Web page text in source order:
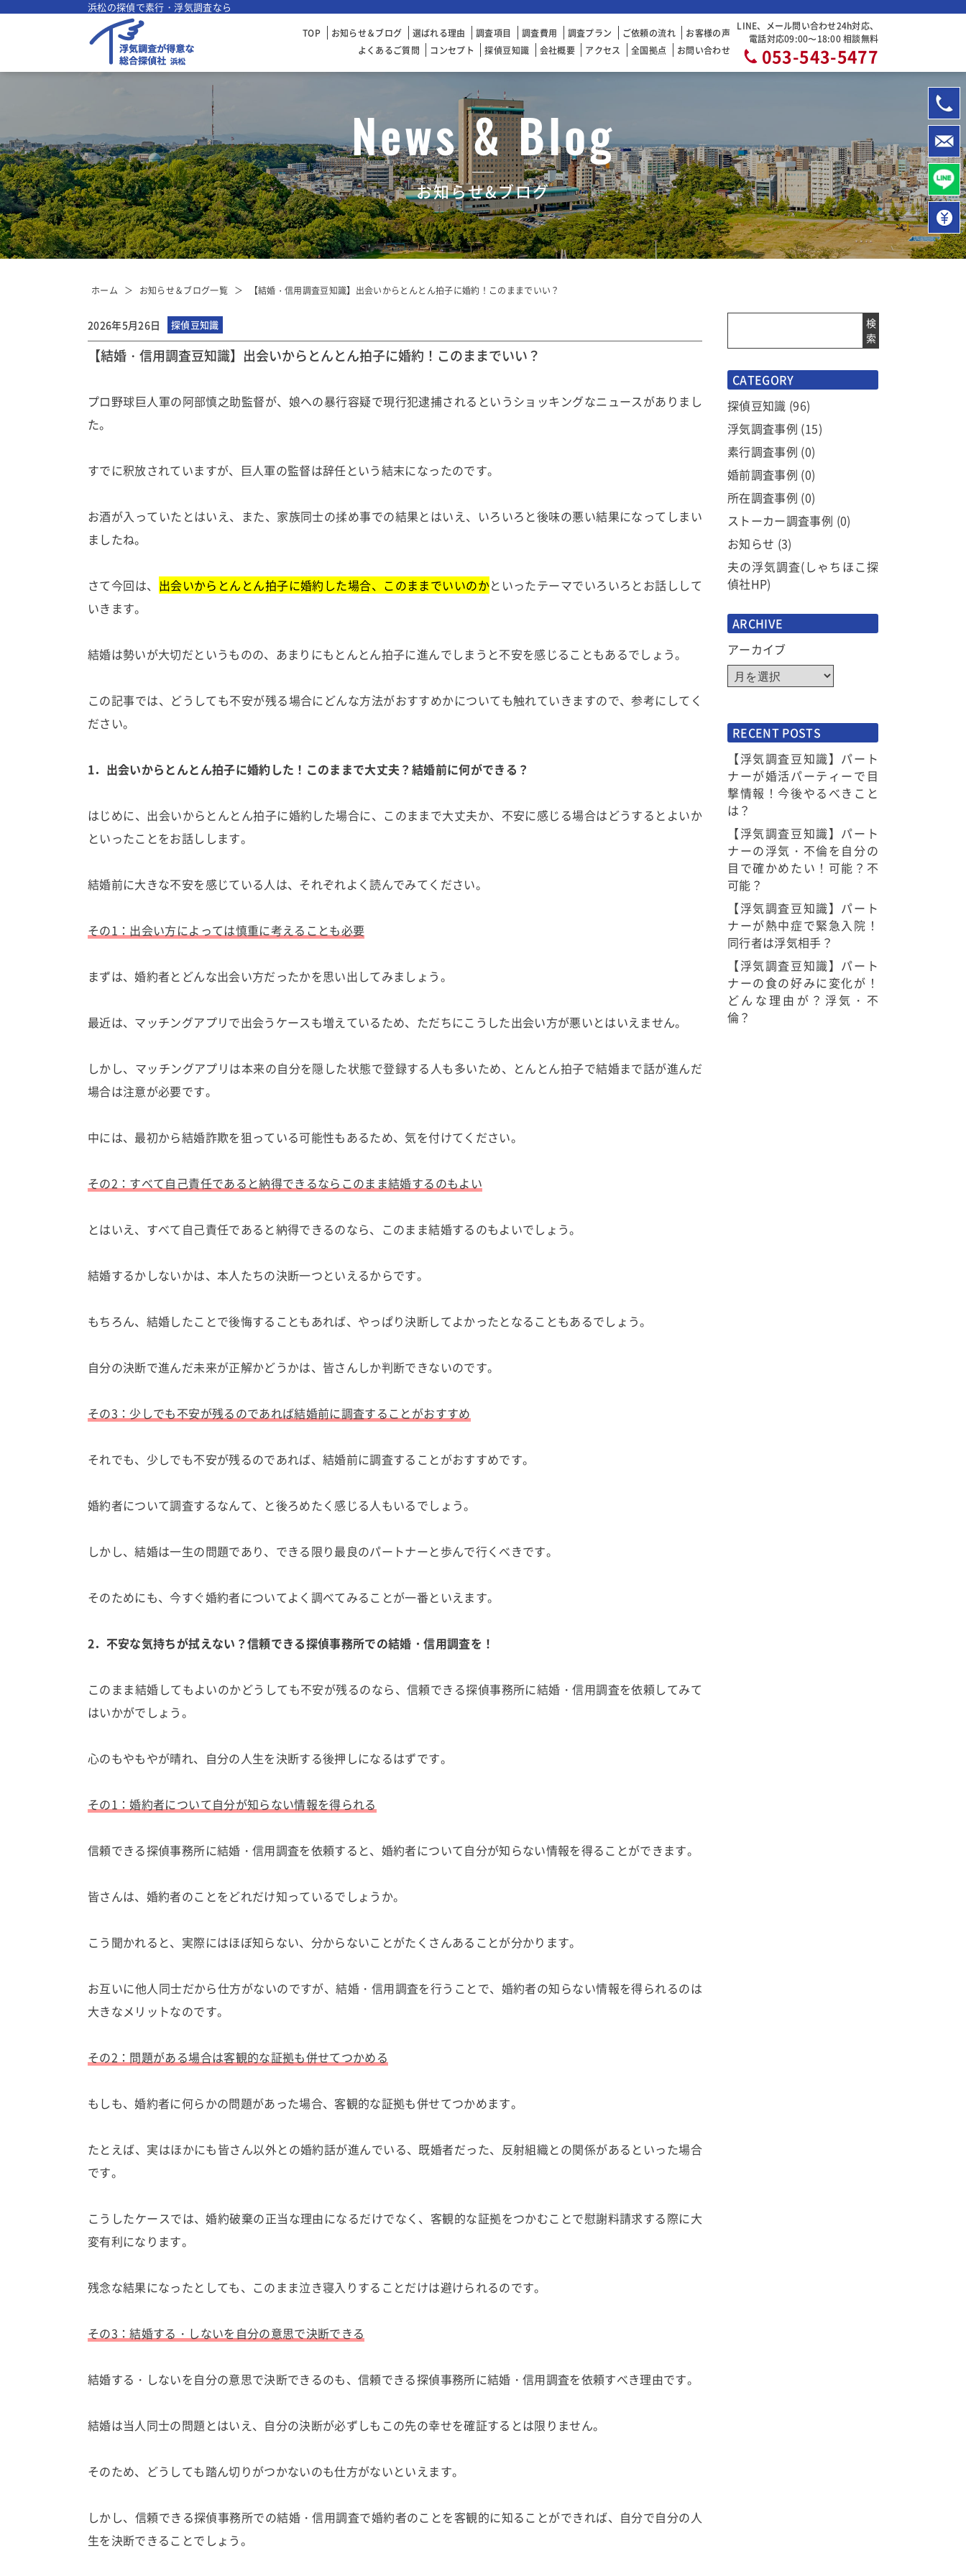
浜松の探偵で素行・浮気調査なら
TOP お知らせ＆ブログ 選ばれる理由 調査項目 調査費用 調査プラン ご依頼の流れ
お客様の声
よくあるご質問
コンセプト 探偵豆知識 会社概要 アクセス 全国拠点 お問い合わせ
LINE、メール問い合わせ24h対応、
電話対応09:00〜18:00 相談無料
053-543-5477
News & Blog
お知らせ&ブログ
ホーム お知らせ＆ブログ一覧 【結婚・信用調査豆知識】出会いからとんとん拍子に婚約！このままでいい？
2026年5月26日 探偵豆知識
【結婚・信用調査豆知識】出会いからとんとん拍子に婚約！このままでいい？
プロ野球巨人軍の阿部慎之助監督が、娘への暴行容疑で現行犯逮捕されるというショッキングなニュースがありまし
た。
すでに釈放されていますが、巨人軍の監督は辞任という結末になったのです。
お酒が入っていたとはいえ、また、家族同士の揉め事での結果とはいえ、いろいろと後味の悪い結果になってしまい
ましたね。
さて今回は、 出会いからとんとん拍子に婚約した場合、このままでいいのかといったテーマでいろいろとお話しして
いきます。
結婚は勢いが大切だというものの、あまりにもとんとん拍子に進んでしまうと不安を感じることもあるでしょう。
この記事では、どうしても不安が残る場合にどんな方法がおすすめかについても触れていきますので、参考にしてく
ださい。
1．出会いからとんとん拍子に婚約した！このままで大丈夫？結婚前に何ができる？
はじめに、出会いからとんとん拍子に婚約した場合に、このままで大丈夫か、不安に感じる場合はどうするとよいか
といったことをお話しします。
結婚前に大きな不安を感じている人は、それぞれよく読んでみてください。
その1：出会い方によっては慎重に考えることも必要
まずは、婚約者とどんな出会い方だったかを思い出してみましょう。
最近は、マッチングアプリで出会うケースも増えているため、ただちにこうした出会い方が悪いとはいえません。
しかし、マッチングアプリは本来の自分を隠した状態で登録する人も多いため、とんとん拍子で結婚まで話が進んだ
場合は注意が必要です。
中には、最初から結婚詐欺を狙っている可能性もあるため、気を付けてください。
その2：すべて自己責任であると納得できるならこのまま結婚するのもよい
とはいえ、すべて自己責任であると納得できるのなら、このまま結婚するのもよいでしょう。
結婚するかしないかは、本人たちの決断一つといえるからです。
もちろん、結婚したことで後悔することもあれば、やっぱり決断してよかったとなることもあるでしょう。
自分の決断で進んだ未来が正解かどうかは、皆さんしか判断できないのです。
その3：少しでも不安が残るのであれば結婚前に調査することがおすすめ
それでも、少しでも不安が残るのであれば、結婚前に調査することがおすすめです。
婚約者について調査するなんて、と後ろめたく感じる人もいるでしょう。
しかし、結婚は一生の問題であり、できる限り最良のパートナーと歩んで行くべきです。
そのためにも、今すぐ婚約者についてよく調べてみることが一番といえます。
2．不安な気持ちが拭えない？信頼できる探偵事務所での結婚・信用調査を！
このまま結婚してもよいのかどうしても不安が残るのなら、信頼できる探偵事務所に結婚・信用調査を依頼してみて
はいかがでしょう。
心のもやもやが晴れ、自分の人生を決断する後押しになるはずです。
その1：婚約者について自分が知らない情報を得られる
信頼できる探偵事務所に結婚・信用調査を依頼すると、婚約者について自分が知らない情報を得ることができます。
皆さんは、婚約者のことをどれだけ知っているでしょうか。
こう聞かれると、実際にはほぼ知らない、分からないことがたくさんあることが分かります。
お互いに他人同士だから仕方がないのですが、結婚・信用調査を行うことで、婚約者の知らない情報を得られるのは
大きなメリットなのです。
その2：問題がある場合は客観的な証拠も併せてつかめる
もしも、婚約者に何らかの問題があった場合、客観的な証拠も併せてつかめます。
たとえば、実はほかにも皆さん以外との婚約話が進んでいる、既婚者だった、反射組織との関係があるといった場合
です。
こうしたケースでは、婚約破棄の正当な理由になるだけでなく、客観的な証拠をつかむことで慰謝料請求する際に大
変有利になります。
残念な結果になったとしても、このまま泣き寝入りすることだけは避けられるのです。
その3：結婚する・しないを自分の意思で決断できる
結婚する・しないを自分の意思で決断できるのも、信頼できる探偵事務所に結婚・信用調査を依頼すべき理由です。
結婚は当人同士の問題とはいえ、自分の決断が必ずしもこの先の幸せを確証するとは限りません。
そのため、どうしても踏ん切りがつかないのも仕方がないといえます。
しかし、信頼できる探偵事務所での結婚・信用調査で婚約者のことを客観的に知ることができれば、自分で自分の人
生を決断できることでしょう。
検
索
CATEGORY
探偵豆知識 (96)
浮気調査事例 (15)
素行調査事例 (0)
婚前調査事例 (0)
所在調査事例 (0)
ストーカー調査事例 (0)
お知らせ (3)
夫の浮気調査(しゃちほこ探
偵社HP)
ARCHIVE
アーカイブ
RECENT POSTS
【浮気調査豆知識】パート
ナーが婚活パーティーで目
撃情報！今後やるべきこと
は？
【浮気調査豆知識】パート
ナーの浮気・不倫を自分の
目で確かめたい！可能？不
可能？
【浮気調査豆知識】パート
ナーが熱中症で緊急入院！
同行者は浮気相手？
【浮気調査豆知識】パート
ナーの食の好みに変化が！
どんな理由が？浮気・不
倫？